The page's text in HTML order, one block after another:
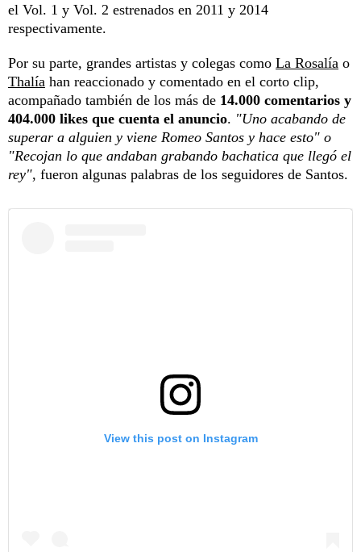
el Vol. 1 y Vol. 2 estrenados en 2011 y 2014
respectivamente.
Por su parte, grandes artistas y colegas como La Rosalía o
Thalía han reaccionado y comentado en el corto clip,
acompañado también de los más de 14.000 comentarios y
404.000 likes que cuenta el anuncio. "Uno acabando de
superar a alguien y viene Romeo Santos y hace esto" o
"Recojan lo que andaban grabando bachatica que llegó el
rey", fueron algunas palabras de los seguidores de Santos.
View this post on Instagram